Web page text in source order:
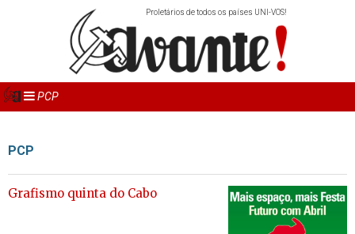
Proletários de todos os países UNI-VOS!
PCP
PCP
Grafismo quinta do Cabo